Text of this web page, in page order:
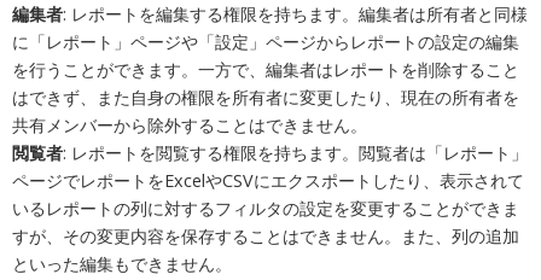
編集者: レポートを編集する権限を持ちます。編集者は所有者と同様
に「レポート」ページや「設定」ページからレポートの設定の編集
を行うことができます。一方で、編集者はレポートを削除すること
はできず、また自身の権限を所有者に変更したり、現在の所有者を
共有メンバーから除外することはできません。
閲覧者: レポートを閲覧する権限を持ちます。閲覧者は「レポート」
ページでレポートをExcelやCSVにエクスポートしたり、表示されて
いるレポートの列に対するフィルタの設定を変更することができま
すが、その変更内容を保存することはできません。また、列の追加
といった編集もできません。